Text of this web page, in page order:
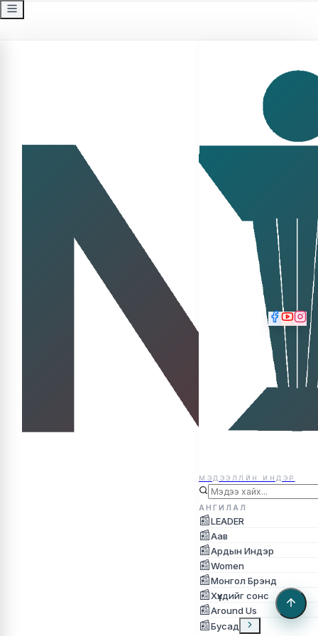
МЭДЭЭЛЛЙН ИНДЭР
АНГИЛАЛ
📰LEADER
📰Аав
📰Ардын Индэр
📰Women
📰Монгол Брэнд
📰Хүүхдийг сонс
📰Around Us
📰Бусад